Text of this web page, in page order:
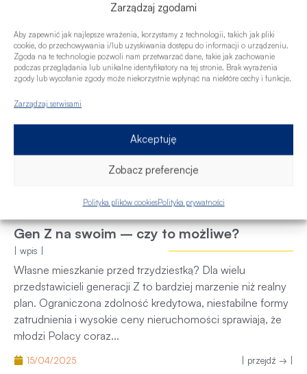
Zarządzaj zgodami
Aby zapewnić jak najlepsze wrażenia, korzystamy z technologii, takich jak pliki
cookie, do przechowywania i/lub uzyskiwania dostępu do informacji o urządzeniu.
Zgoda na te technologie pozwoli nam przetwarzać dane, takie jak zachowanie
podczas przeglądania lub unikalne identyfikatory na tej stronie. Brak wyrażenia
zgody lub wycofanie zgody może niekorzystnie wpłynąć na niektóre cechy i funkcje.
Zarządzaj serwisami
Akceptuję
Zobacz preferencje
Polityka plików cookiesPolityka prywatności
Gen Z na swoim – czy to możliwe?
Własne mieszkanie przed trzydziestką? Dla wielu
przedstawicieli generacji Z to bardziej marzenie niż realny
plan. Ograniczona zdolność kredytowa, niestabilne formy
zatrudnienia i wysokie ceny nieruchomości sprawiają, że
młodzi Polacy coraz...